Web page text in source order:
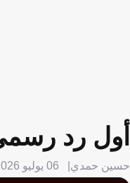
أول رد
حسين حمدي 06 يوليو 2026